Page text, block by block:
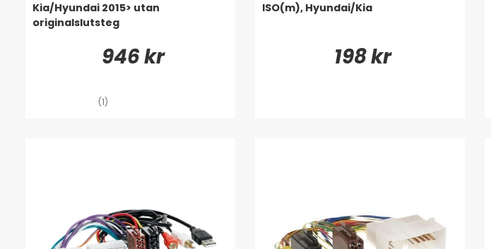
Kia/Hyundai 2015> utan
originalslutsteg
946 kr
(1)
ISO(m), Hyundai/Kia
198 kr